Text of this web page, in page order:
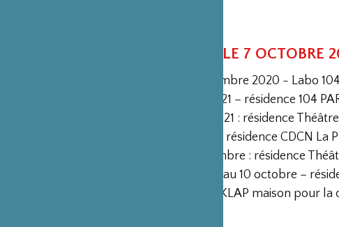
CRÉATION LE 7 OCTOBRE
14 au 18 septembre 2020 - Labo
3 au 15 mai 2021 – résidence 104
17 au 21 mai 2021 : résidence
5 au 16 juillet – résidence CDCN La
6 au 10 septembre : résidence
27 septembre au 10 octobre –
et CREATION KLAP maison pour la